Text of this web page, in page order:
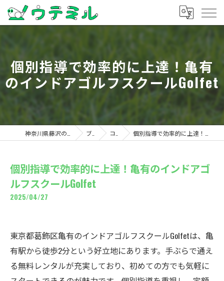
個別指導で効率的に上達！亀有
のインドアゴルフスクールGolfet
ブログ コラム 個別指導で効率的に上達！亀有のインドアゴルフスクールGolfet
個別指導で効率的に上達！亀有のインドアゴ
ルフスクールGolfet
2025/04/27
東京都葛飾区亀有のインドアゴルフスクールGolfetは、亀
有駅から徒歩2分という好立地にあります。手ぶらで通え
る無料レンタルが充実しており、初めての方でも気軽に